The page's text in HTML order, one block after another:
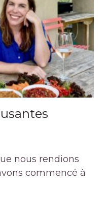
nous rendions
commencé à